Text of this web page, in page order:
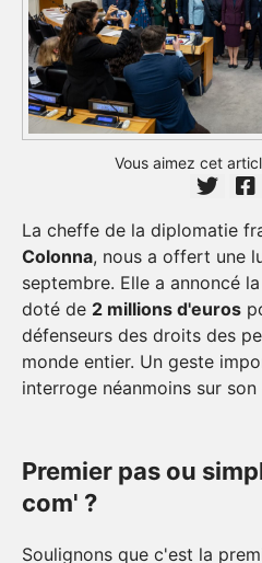
Vous aimez cet
La cheffe de la diplomatie
Colonna, nous a offert une
septembre. Elle a annoncé
doté de 2 millions d'euros
défenseurs des droits des
monde entier. Un geste
interroge néanmoins sur
Premier pas ou
com' ?
Soulignons que c'est la